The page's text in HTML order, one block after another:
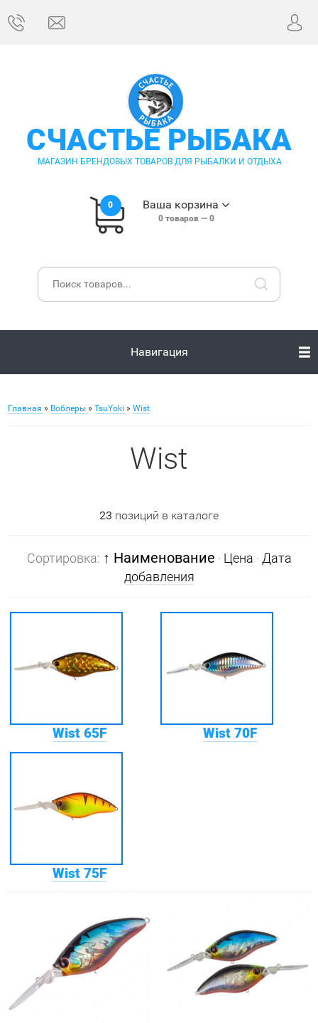
СЧАСТЬЕ РЫБАКА
МАГАЗИН БРЕНДОВЫХ ТОВАРОВ ДЛЯ РЫБАЛКИ И ОТДЫХА
0 Ваша корзина
0товаров — 0
Навигация
Главная » Воблеры » TsuYoki » Wist
Wist
23 позиций в каталоге
Сортировка: ↑ Наименование · Цена · Дата
добавления
Wist 65F Wist 70F
Wist 75F